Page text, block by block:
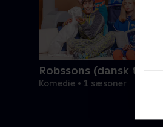
Robssons (dansk tale)
Komedie • 1 sæsoner